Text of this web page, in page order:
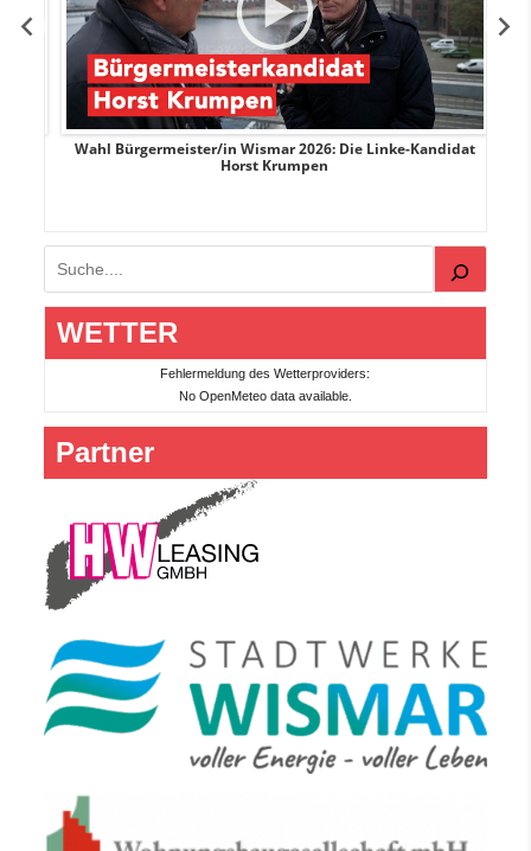
Wahl Bürgermeister/in Wismar 2026: Die Linke-Kandidat
Horst Krumpen
Suchen
WETTER
Fehlermeldung des Wetterproviders:
No OpenMeteo data available.
Partner